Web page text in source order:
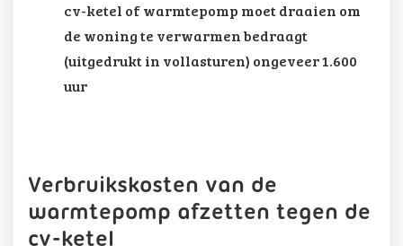
cv-ketel of warmtepomp moet draaien om
de woning te verwarmen bedraagt
(uitgedrukt in vollasturen) ongeveer 1.600
uur
Verbruikskosten van de
warmtepomp afzetten tegen de
cv-ketel